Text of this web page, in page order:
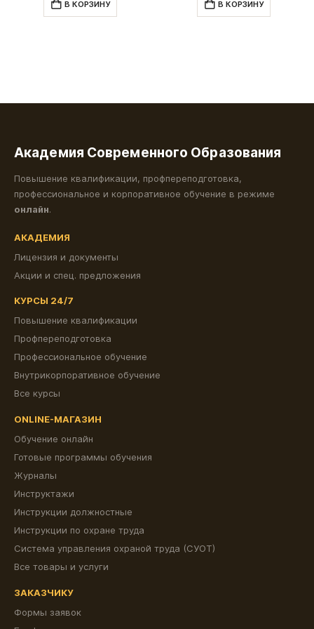
3,000.00 ₽.
В КОРЗИНУ
2,500.00 ₽.
В КОРЗИНУ
Академия Современного Образования
Повышение квалификации, профпереподготовка,
профессиональное и корпоративное обучение в режиме
онлайн.
АКАДЕМИЯ
Лицензия и документы
Акции и спец. предложения
КУРСЫ 24/7
Повышение квалификации
Профпереподготовка
Профессиональное обучение
Внутрикорпоративное обучение
Все курсы
ONLINE-МАГАЗИН
Обучение онлайн
Готовые программы обучения
Журналы
Инструктажи
Инструкции должностные
Инструкции по охране труда
Система управления охраной труда (СУОТ)
Все товары и услуги
ЗАКАЗЧИКУ
Формы заявок